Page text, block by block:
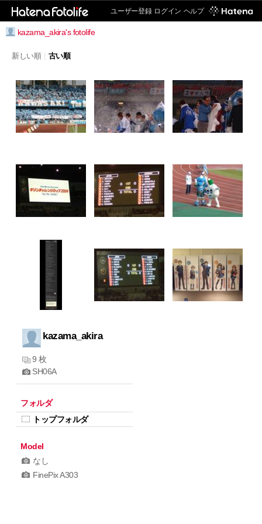
ユーザー登録 ログイン ヘルプ
kazama_akira's fotolife
新しい順 古い順
kazama_akira
9 枚
SH06A
フォルダ
トップフォルダ
Model
なし
FinePix A303